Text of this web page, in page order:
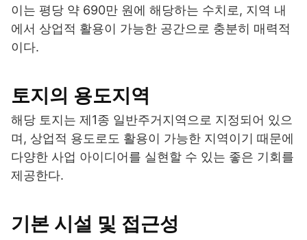
이는 평당 약 690만 원에 해당하는 수치로, 지역 내
에서 상업적 활용이 가능한 공간으로 충분히 매력적
이다.
토지의 용도지역
해당 토지는 제1종 일반주거지역으로 지정되어 있으
며, 상업적 용도로도 활용이 가능한 지역이기 때문에
다양한 사업 아이디어를 실현할 수 있는 좋은 기회를
제공한다.
기본 시설 및 접근성